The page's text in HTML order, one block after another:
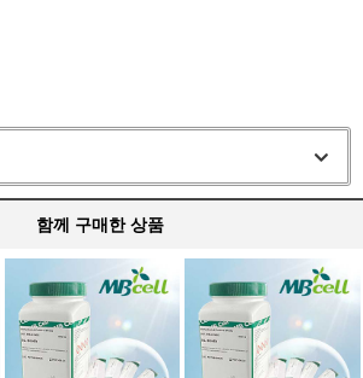
함께 구매한 상품